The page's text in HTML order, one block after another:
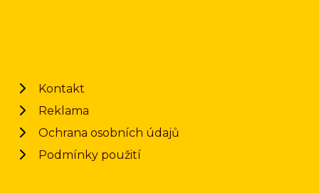
Kontakt
Reklama
Ochrana osobních údajů
Podmínky použití